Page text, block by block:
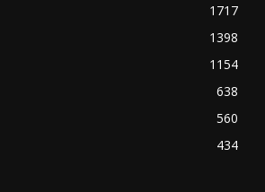
1717
1398
1154
638
560
434